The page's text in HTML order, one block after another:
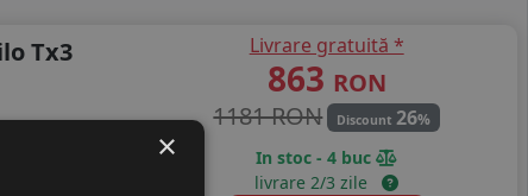
Tx3
Livrare gratuită *
863 RON
1181 RON
Discount26%
In stoc - 4 buc
livrare 2/3 zile
×